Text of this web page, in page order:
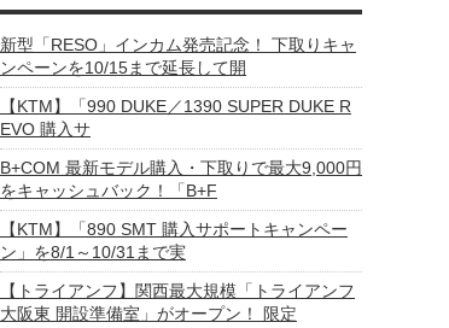
新型「RESO」インカム発売記念！ 下取りキャ
ンペーンを10/15まで延長して開
【KTM】「990 DUKE／1390 SUPER DUKE R
EVO 購入サ
B+COM 最新モデル購入・下取りで最大9,000円
をキャッシュバック！「B+F
【KTM】「890 SMT 購入サポートキャンペー
ン」を8/1～10/31まで実
【トライアンフ】関西最大規模「トライアンフ
大阪東 開設準備室」がオープン！ 限定